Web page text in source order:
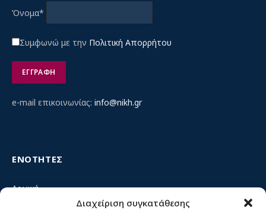
Διαχείριση συγκατάθεσης
Όνομα*
Συμφωνώ με την Πολιτική Απορρήτου
e-mail επικοινωνίας: info@nikh.gr
ΕΝΟΤΗΤΕΣ
Αρχική
Κίνημα ΝΙΚΗ – Ποιοι είμαστε, αρχές & δράση